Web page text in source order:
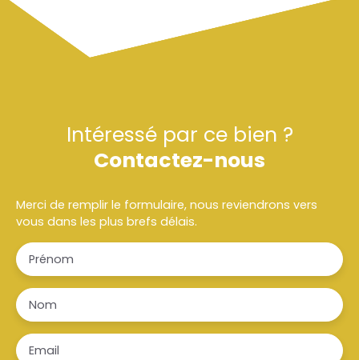
Intéressé par ce bien ?
Contactez-nous
Merci de remplir le formulaire, nous reviendrons vers
vous dans les plus brefs délais.
Prénom
Nom
Email